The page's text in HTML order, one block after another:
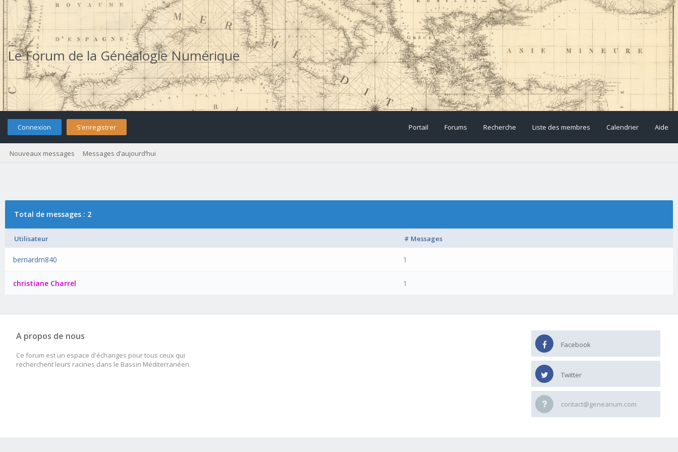
Le Forum de la Généalogie Numérique
Connexion S’enregistrer Portail Forums Recherche Liste des membres Calendrier Aide
Nouveaux messages Messages d’aujourd’hui
Total de messages : 2
Utilisateur # Messages
bernardm840 1
christiane Charrel 1
A propos de nous
Ce forum est un espace d'échanges pour tous ceux qui
recherchent leurs racines dans le Bassin Méditerranéen.
Facebook
Twitter
contact@geneanum.com